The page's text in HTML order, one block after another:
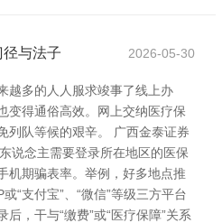
与法子 2026-05-30
越多的人人服求竣事了线上办
变得通俗高效。网上交纳医疗保
列队等候的艰辛。 广西金泰证券
说念主需要登录所在地区的医保
机期骗表率。举例，好多地点推
“支付宝”、“微信”等级三方平台
，干与“缴费”或“医疗保障”关系